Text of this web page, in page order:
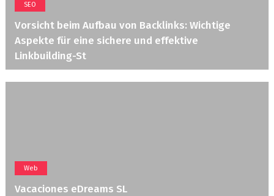
SEO
Vorsicht beim Aufbau von Backlinks: Wichtige
Aspekte für eine sichere und effektive
Linkbuilding-St
Web
Vacaciones eDreams SL